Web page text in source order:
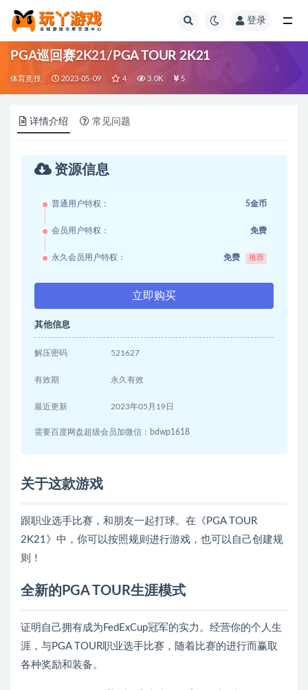
登录
PGA巡回赛2K21/PGA TOUR 2K21
体育竞技 2023-05-09 4 3.0K 5
详情介绍 常见问题
资源信息
普通用户特权： 5金币
会员用户特权： 免费
永久会员用户特权： 免费 推荐
立即购买
其他信息
解压密码 521627
有效期 永久有效
最近更新 2023年05月19日
需要百度网盘超级会员加微信：bdwp1618
关于这款游戏
跟职业选手比赛，和朋友一起打球。在《PGA TOUR
2K21》中，你可以按照规则进行游戏，也可以自己创建规
则！
全新的PGA TOUR生涯模式
证明自己拥有成为FedExCup冠军的实力。经营你的个人生
涯，与PGA TOUR职业选手比赛，随着比赛的进行而赢取
各种奖励和装备。